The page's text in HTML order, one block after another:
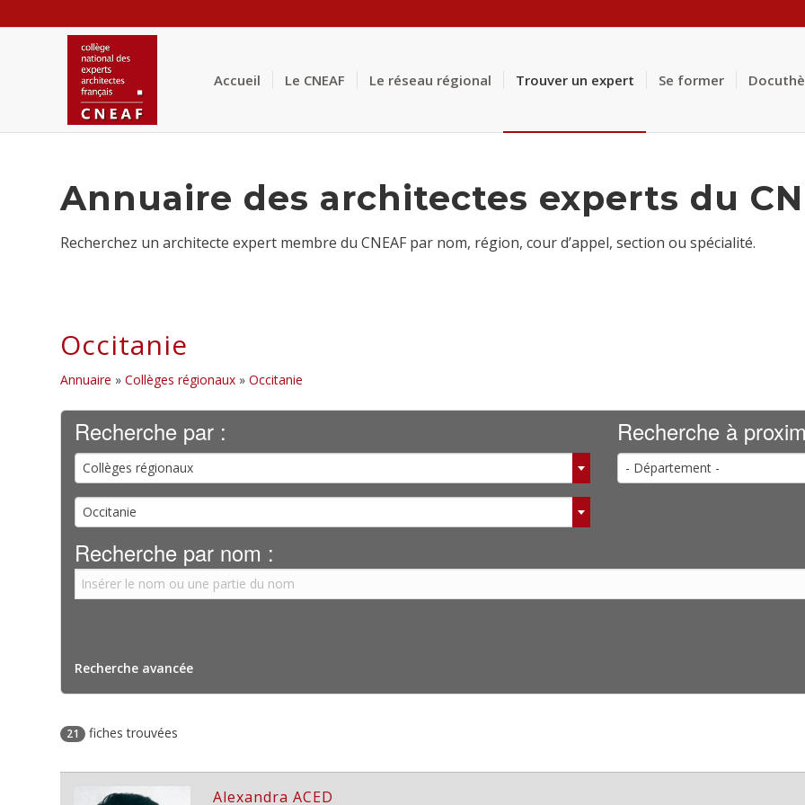
Accueil Le CNEAF Le réseau régional Trouver un expert Se former
Annuaire des architectes experts du
Recherchez un architecte expert membre du CNEAF par nom, région, cour d’appel, section ou spécialité.
Occitanie
Annuaire » Collèges régionaux » Occitanie
Recherche par :
Collèges régionaux
Occitanie
Recherche à
- Département -
Recherche par nom :
Recherche avancée
21 fiches trouvées
Alexandra ACED